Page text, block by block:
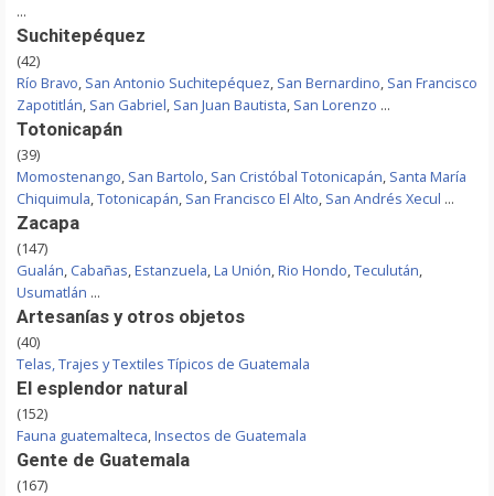
...
Suchitepéquez
(42)
Río Bravo, San Antonio Suchitepéquez, San Bernardino, San Francisco
Zapotitlán, San Gabriel, San Juan Bautista, San Lorenzo ...
Totonicapán
(39)
Momostenango, San Bartolo, San Cristóbal Totonicapán, Santa María
Chiquimula,Totonicapán, San Francisco El Alto, San Andrés Xecul ...
Zacapa
(147)
Gualán, Cabañas,Estanzuela,La Unión,Rio Hondo,Teculután,
Usumatlán ...
Artesanías y otros objetos
(40)
Telas, Trajes y Textiles Típicos de Guatemala
El esplendor natural
(152)
Fauna guatemalteca,Insectos de Guatemala
Gente de Guatemala
(167)